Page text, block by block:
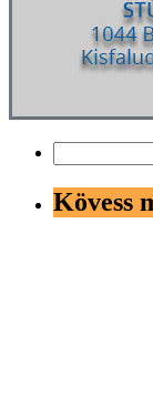
Kövess